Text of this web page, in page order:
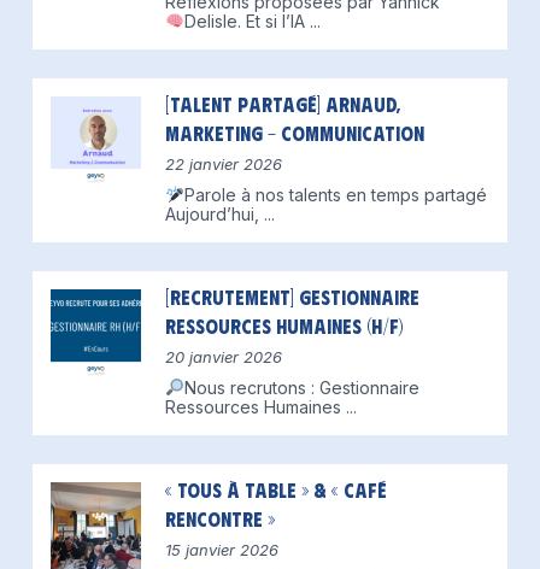
Delisle. Et si l’IA ...
[Talent partagé] Arnaud,
Marketing – Communication
22 janvier 2026
Parole à nos talents en temps partagé
Aujourd’hui, ...
[Recrutement] Gestionnaire
Ressources Humaines (H/F)
20 janvier 2026
Nous recrutons : Gestionnaire
Ressources Humaines ...
« Tous à table » & « Café
Rencontre »
15 janvier 2026